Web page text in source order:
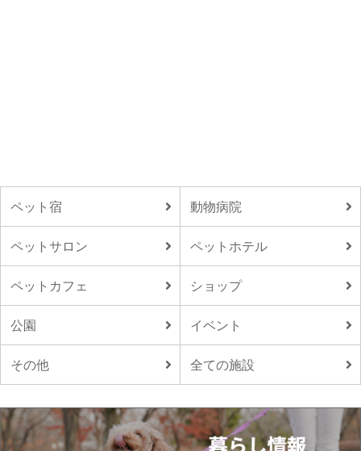
ペット宿 動物病院
ペットサロン ペットホテル
ペットカフェ ショップ
公園 イベント
その他 全ての施設